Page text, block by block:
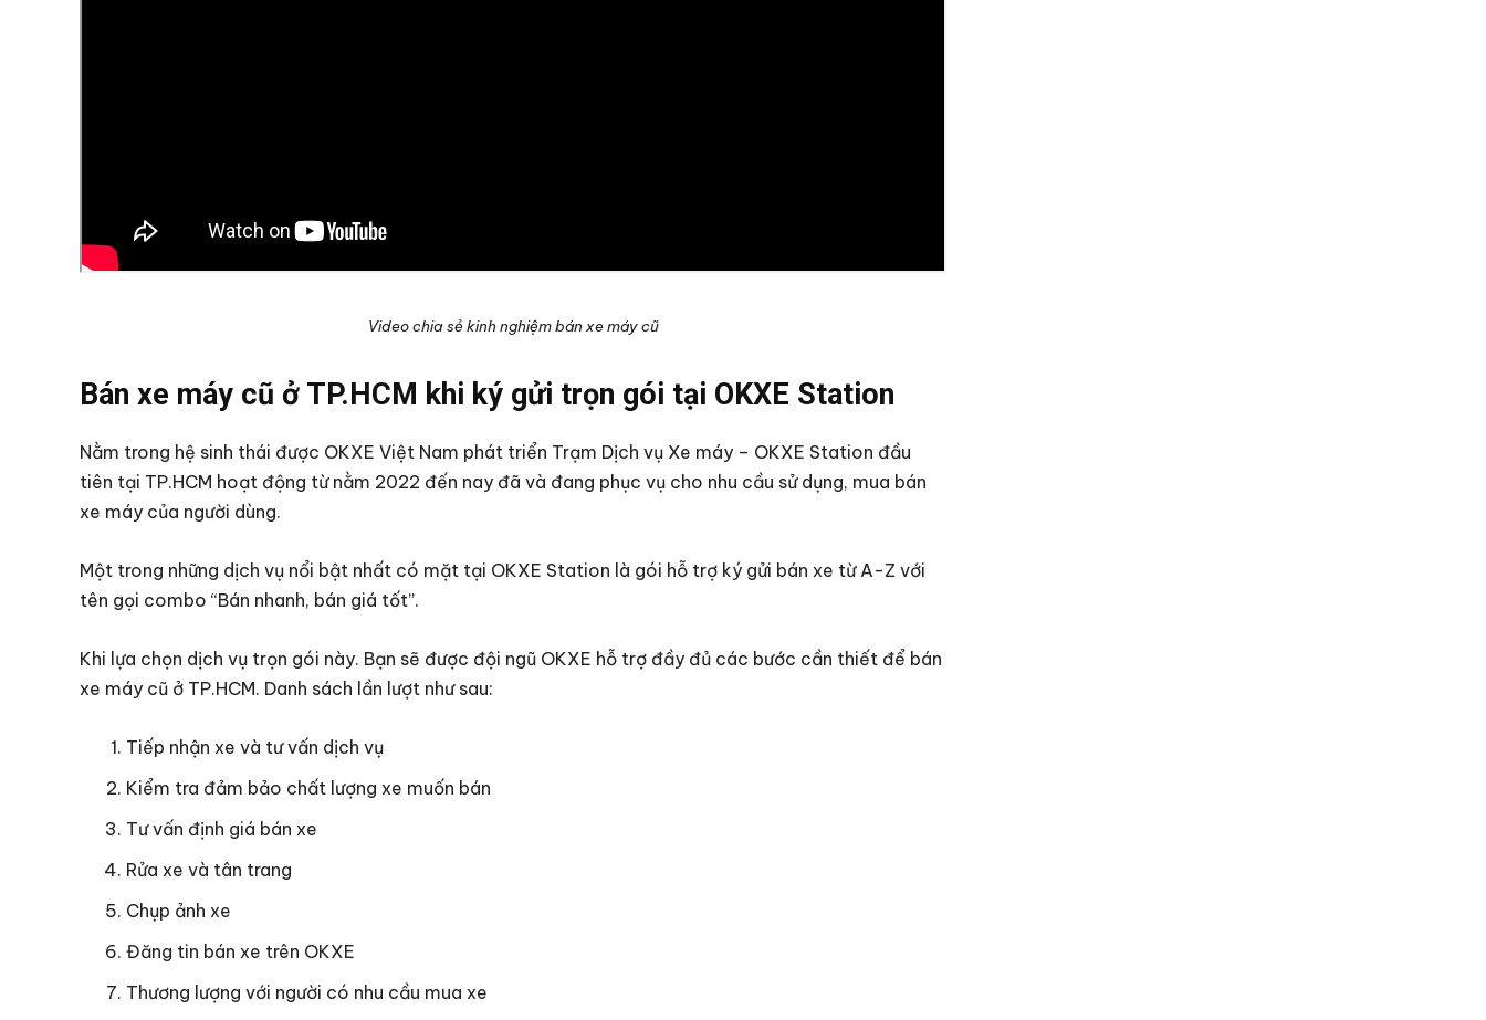
Video chia sẻ kinh nghiệm bán xe máy cũ
Bán xe máy cũ ở TP.HCM khi ký gửi trọn gói tại OKXE Station
Nằm trong hệ sinh thái được OKXE Việt Nam phát triển Trạm Dịch vụ Xe máy – OKXE Station đầu
tiên tại TP.HCM hoạt động từ nằm 2022 đến nay đã và đang phục vụ cho nhu cầu sử dụng, mua bán
xe máy của người dùng.
Một trong những dịch vụ nổi bật nhất có mặt tại OKXE Station là gói hỗ trợ ký gửi bán xe từ A-Z với
tên gọi combo “Bán nhanh, bán giá tốt”.
Khi lựa chọn dịch vụ trọn gói này. Bạn sẽ được đội ngũ OKXE hỗ trợ đầy đủ các bước cần thiết để bán
xe máy cũ ở TP.HCM. Danh sách lần lượt như sau:
Tiếp nhận xe và tư vấn dịch vụ
Kiểm tra đảm bảo chất lượng xe muốn bán
Tư vấn định giá bán xe
Rửa xe và tân trang
Chụp ảnh xe
Đăng tin bán xe trên OKXE
Thương lượng với người có nhu cầu mua xe